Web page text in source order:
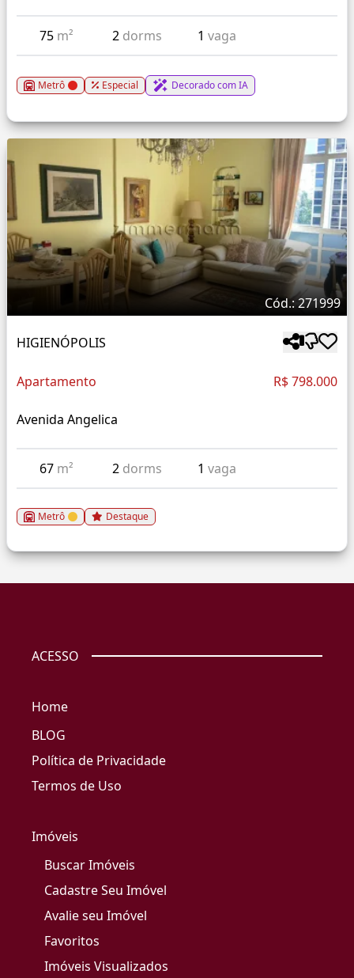
75 m² 2 dorms 1vaga
Metrô Especial Decorado com IA
Cód.: 271999
HIGIENÓPOLIS
Apartamento R$ 798.000
Avenida Angelica
67 m² 2 dorms 1vaga
Metrô Destaque
ACESSO
Home
BLOG
Política de Privacidade
Termos de Uso
Imóveis
Buscar Imóveis
Cadastre Seu Imóvel
Avalie seu Imóvel
Favoritos
Imóveis Visualizados